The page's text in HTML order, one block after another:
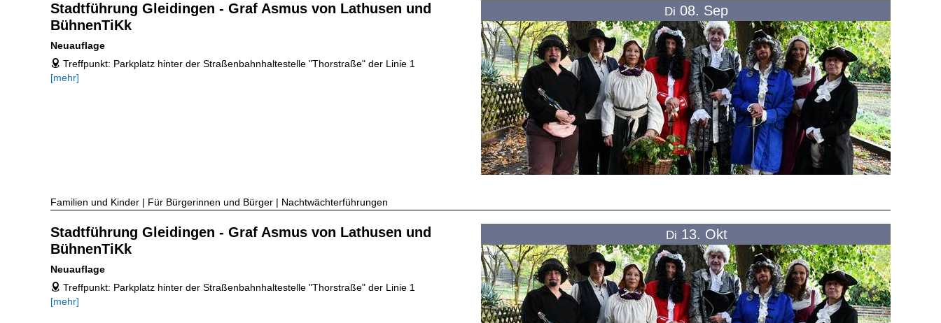
Stadtführung Gleidingen - Graf Asmus von Lathusen und
BühnenTiKk
Neuauflage
address Treffpunkt: Parkplatz hinter der Straßenbahnhaltestelle "Thorstraße" der Linie 1
[mehr]
Di 08. Sep
Familien und Kinder | Für Bürgerinnen und Bürger | Nachtwächterführungen
Stadtführung Gleidingen - Graf Asmus von Lathusen und
BühnenTiKk
Neuauflage
address Treffpunkt: Parkplatz hinter der Straßenbahnhaltestelle "Thorstraße" der Linie 1
[mehr]
Di 13. Okt